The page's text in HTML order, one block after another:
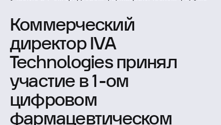
Коммерческий
директор IVA
Technologies принял
участие в 1-ом
цифровом
фармацевтическом